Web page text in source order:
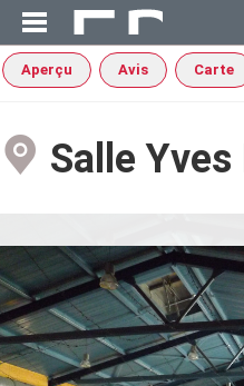
Aperçu Avis Carte
Salle